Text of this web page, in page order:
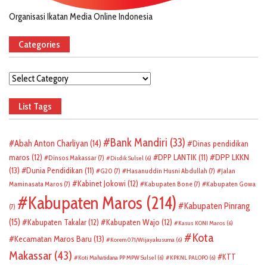
Organisasi Ikatan Media Online Indonesia
Categories
Categories
List Tags
Abah Anton Charliyan (14) Bank Mandiri (33)
Dinas pendidikan
maros (12) Dinsos Makassar (7) Disdik Sulsel (6) DPP LANTIK(11)
DPP LKKN
(13)
Dunia Pendidikan (11) G20 (7) Hasanuddin Husni Abdullah (7)
Jalan
Maminasata Maros (7) Kabinet Jokowi (12) Kabupaten Bone (7) Kabupaten Gowa
(7) Kabupaten Maros (214)
Kabupaten Pinrang
(15)
Kabupaten Takalar(12) Kabupaten Wajo (12) Kasus KONI Maros (6)
Kecamatan Maros Baru (13) Korem 071/Wijayakusuma (6)
Kota
Makassar (43) Koti Mahatidana PP MPW Sulsel (6) KPKNL PALOPO (6)
KTT